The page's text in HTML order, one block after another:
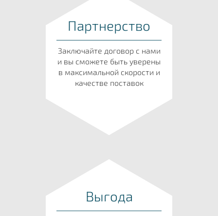
Партнерство
Заключайте договор с нами
и вы сможете быть уверены
в максимальной скорости и
качестве поставок
Выгода